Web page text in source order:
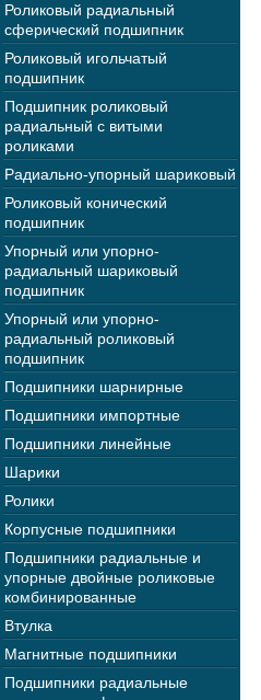
Роликовый радиальный
сферический подшипник
Роликовый игольчатый
подшипник
Подшипник роликовый
радиальный с витыми
роликами
Радиально-упорный шариковый
Роликовый конический
подшипник
Упорный или упорно-
радиальный шариковый
подшипник
Упорный или упорно-
радиальный роликовый
подшипник
Подшипники шарнирные
Подшипники импортные
Подшипники линейные
Шарики
Ролики
Корпусные подшипники
Подшипники радиальные и
упорные двойные роликовые
комбинированные
Втулка
Магнитные подшипники
Подшипники радиальные